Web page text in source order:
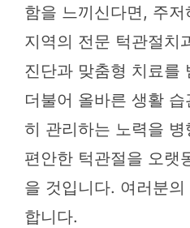
함을 느끼신다면, 주
지역의 전문 턱관절치
진단과 맞춤형 치료를
더불어 올바른 생활
히 관리하는 노력을
편안한 턱관절을 오랫
을 것입니다. 여러분
합니다.